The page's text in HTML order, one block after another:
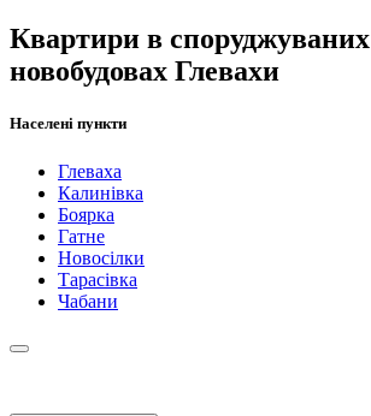
Квартири в споруджуваних
новобудовах Глевахи
Населені пункти
Глеваха
Калинівка
Боярка
Гатне
Новосілки
Тарасівка
Чабани